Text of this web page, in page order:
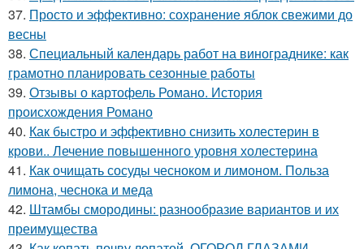
37. Просто и эффективно: сохранение яблок свежими до
весны
38. Специальный календарь работ на винограднике: как
грамотно планировать сезонные работы
39. Отзывы о картофель Романо. История
происхождения Романо
40. Как быстро и эффективно снизить холестерин в
крови.. Лечение повышенного уровня холестерина
41. Как очищать сосуды чесноком и лимоном. Польза
лимона, чеснока и меда
42. Штамбы смородины: разнообразие вариантов и их
преимущества